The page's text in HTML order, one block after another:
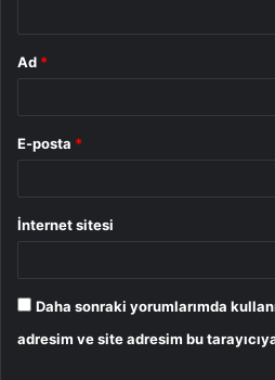
Ad *
E-posta *
İnternet sitesi
Daha sonraki yorumlarımda
adresim ve site adresim bu